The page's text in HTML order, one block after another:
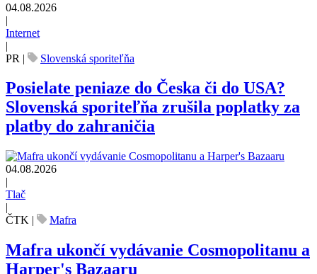
04.08.2026
|
Internet
|
PR | Slovenská sporiteľňa
Posielate peniaze do Česka či do USA?
Slovenská sporiteľňa zrušila poplatky za
platby do zahraničia
04.08.2026
|
Tlač
|
ČTK | Mafra
Mafra ukončí vydávanie Cosmopolitanu a
Harper's Bazaaru